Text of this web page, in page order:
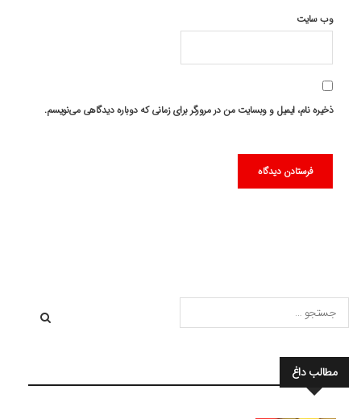
وب‌ سایت
ذخیره نام، ایمیل و وبسایت من در مرورگر برای زمانی که دوباره دیدگاهی می‌نویسم.
مطالب داغ